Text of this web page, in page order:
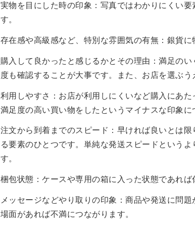
実物を目にした時の印象：写真ではわかりにくい
す。
存在感や高級感など、特別な雰囲気の有無：銀貨に
購入して良かったと感じるかとその理由：満足の
度も確認することが大事です。また、お店を選ぶう
利用しやすさ：お店が利用しにくいなど購入にあ
満足度の高い買い物をしたというマイナスな印象に
注文から到着までのスピード：早ければ良いとは
る要素のひとつです。単純な発送スピードという
す。
梱包状態：ケースや専用の箱に入った状態であれ
メッセージなどやり取りの印象：商品や発送に問
場面があれば不満につながります。